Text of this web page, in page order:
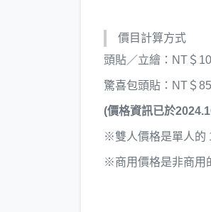
價目計算方式
頭貼／立繪：NT＄
驚喜包頭貼：NT＄
(價格資訊已於
※雙人價格是單人的
※商用價格是非商用